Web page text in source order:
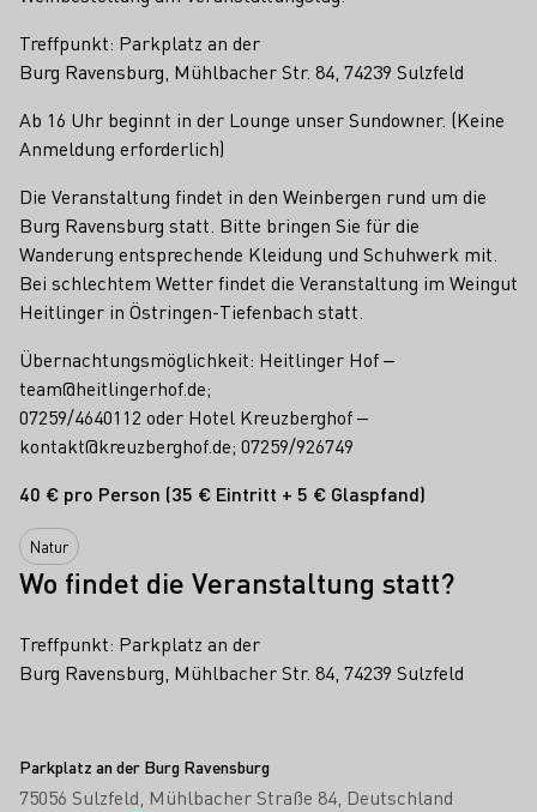
Treffpunkt: Parkplatz an der
Burg Ravensburg, Mühlbacher Str. 84, 74239 Sulzfeld
Ab 16 Uhr beginnt in der Lounge unser Sundowner. (Keine
Anmeldung erforderlich)
Die Veranstaltung findet in den Weinbergen rund um die
Burg Ravensburg statt. Bitte bringen Sie für die
Wanderung entsprechende Kleidung und Schuhwerk mit.
Bei schlechtem Wetter findet die Veranstaltung im Weingut
Heitlinger in Östringen-Tiefenbach statt.
Übernachtungsmöglichkeit: Heitlinger Hof ‒
team@heitlingerhof.de;
07259/4640112 oder Hotel Kreuzberghof ‒
kontakt@kreuzberghof.de; 07259/926749
40 € pro Person (35 € Eintritt + 5 € Glaspfand)
Natur
Wo findet die Veranstaltung statt?
Treffpunkt: Parkplatz an der
Burg Ravensburg, Mühlbacher Str. 84, 74239 Sulzfeld
Parkplatz an der Burg Ravensburg
75056 Sulzfeld Mühlbacher Straße 84 Deutschland